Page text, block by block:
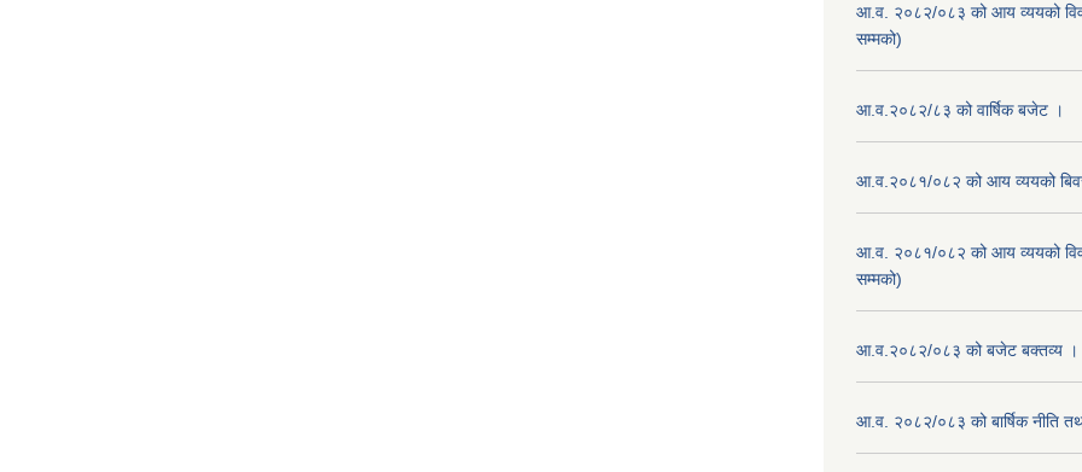
आ.व. २०८२/०८३ को आय व्ययको
सम्मको)
आ.व.२०८२/८३ को वार्षिक बजेट ।
आ.व.२०८१/०८२ को आय व्ययको
आ.व. २०८१/०८२ को आय व्ययको
सम्मको)
आ.व.२०८२/०८३ को बजेट बक्तव्य ।
आ.व. २०८२/०८३ को बार्षिक नीति